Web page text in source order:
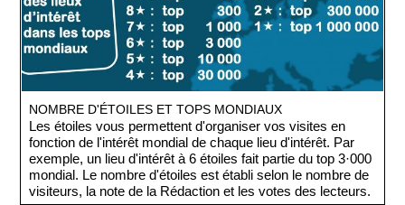
NOMBRE D'ÉTOILES ET TOPS MONDIAUX
Les étoiles vous permettent d'organiser vos visites en
fonction de l'intérêt mondial de chaque lieu d'intérêt. Par
exemple, un lieu d'intérêt à 6 étoiles fait partie du top 3·000
mondial. Le nombre d'étoiles est établi selon le nombre de
visiteurs, la note de la Rédaction et les votes des lecteurs.